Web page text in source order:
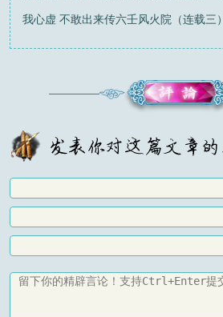
我心虚 不敢出来传六壬风火院（连载三）